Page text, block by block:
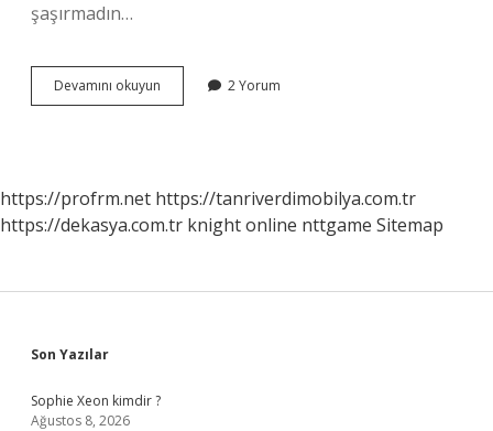
şaşırmadın…
Devamını okuyun
Uzun
2 Yorum
https://profrm.net https://tanriverdimobilya.com.tr
https://dekasya.com.tr knight online nttgame Sitemap
Sidebar
Son Yazılar
Sophie Xeon kimdir ?
Ağustos 8, 2026